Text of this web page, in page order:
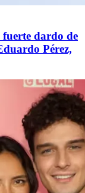
fuerte dardo de
Pérez,